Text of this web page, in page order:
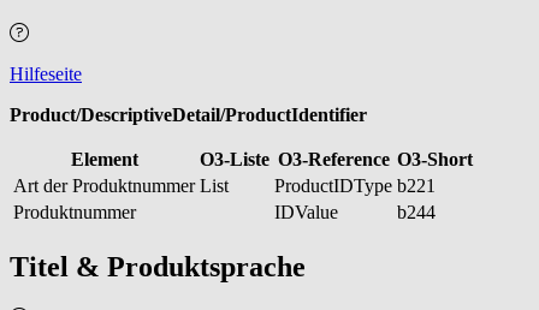
Hilfeseite
Product/DescriptiveDetail/ProductIdentifier
Element O3-Liste O3-Reference O3-Short
Art der Produktnummer List ProductIDType b221
Produktnummer
IDValue b244
Titel & Produktsprache